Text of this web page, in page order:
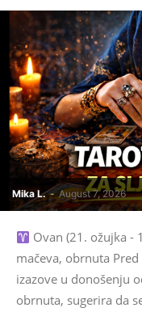
Mika L. - August 7, 2026
Ovan (21. ožujka -
mačeva, obrnuta
izazove u donošenju
obrnuta, sugerira da